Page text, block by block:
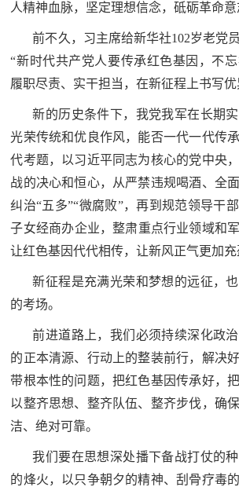
人精神血脉，坚定理想信念，砥砺革命意
前不久，习主席给新华社102岁老党
“新时代共产党人要传承红色基因，不忘
履职尽责、实干担当，在新征程上书写优
新的历史条件下，我党我军在长期
光荣传统和优良作风，能否一代一代传
代考题，以习近平同志为核心的党中央
战的决心和恒心，从严禁违规喝酒、全
纠治“五多”“微腐败”，再到规范领导干
子女经商办企业，整肃重点行业领域和
让红色基因代代相传，让新风正气更加充
新征程是充满光荣和梦想的远征，
的考场。
前进道路上，我们必须持续深化政
的正本清源、行动上的整装前行，解决
带根本性的问题，把红色基因传承好，
以整齐思想、整齐队伍、整齐步伐，确
洁、绝对可靠。
我们要在思想深处播下备战打仗的
的烽火，以只争朝夕的精神、刮骨疗毒